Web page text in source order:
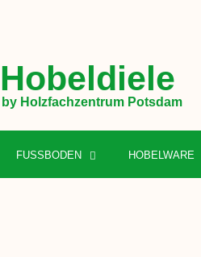
Hobeldiele
by Holzfachzentrum Potsdam
FUSSBODEN HOBELWARE